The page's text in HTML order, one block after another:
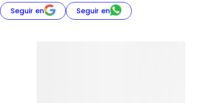
Seguir en Seguir en